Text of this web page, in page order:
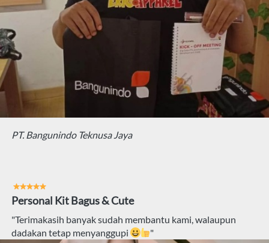
PT. Bangunindo Teknusa Jaya
Personal Kit Bagus & Cute
"Terimakasih banyak sudah membantu kami, walaupun
dadakan tetap menyanggupi
"